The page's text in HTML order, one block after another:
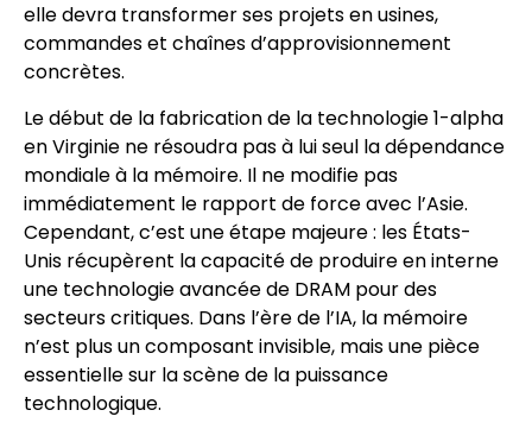
elle devra transformer ses projets en usines,
commandes et chaînes d’approvisionnement
concrètes.
Le début de la fabrication de la technologie 1-alpha
en Virginie ne résoudra pas à lui seul la dépendance
mondiale à la mémoire. Il ne modifie pas
immédiatement le rapport de force avec l’Asie.
Cependant, c’est une étape majeure : les États-
Unis récupèrent la capacité de produire en interne
une technologie avancée de DRAM pour des
secteurs critiques. Dans l’ère de l’IA, la mémoire
n’est plus un composant invisible, mais une pièce
essentielle sur la scène de la puissance
technologique.